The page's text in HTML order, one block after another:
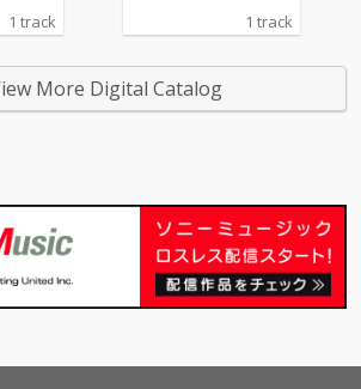
1 track 1 track
More Digital Catalog